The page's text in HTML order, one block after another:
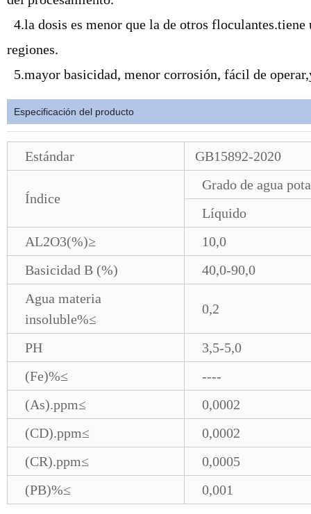
4.la dosis es menor que la de otros
regiones.
5.mayor basicidad, menor corrosión, fácil de
Especificación del producto
Estándar GB15892-2020
Índice
Grado de agua
Líquido
AL2O3(%)≥
10,0
Basicidad B (%)
40,0-90,0
Agua materia
insoluble%≤
0,2
PH
3,5-5,0
(Fe)%≤
----
(As).ppm≤
0,0002
(CD).ppm≤
0,0002
(CR).ppm≤
0,0005
(PB)%≤
0,001